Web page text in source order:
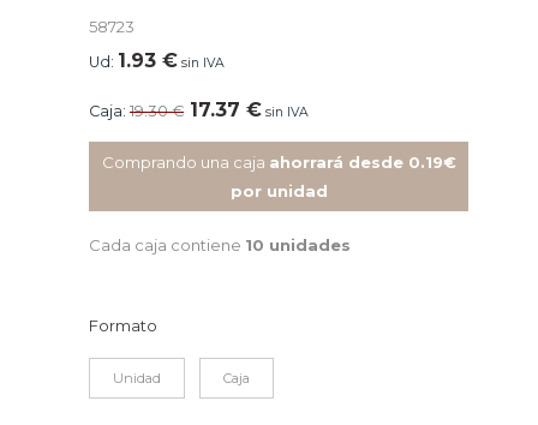
58723
Ud: 1.93 € sin IVA
Caja: 19.30€ 17.37 € sin IVA
Comprando una caja ahorrará desde 0.19€
por unidad
Cada caja contiene 10 unidades
Formato
Unidad Caja